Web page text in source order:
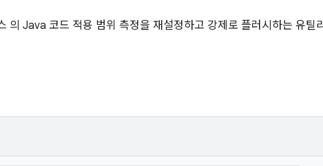
의 Java 코드 적용 범위 측정을 재설정하고 강제로 플러시하는 유틸